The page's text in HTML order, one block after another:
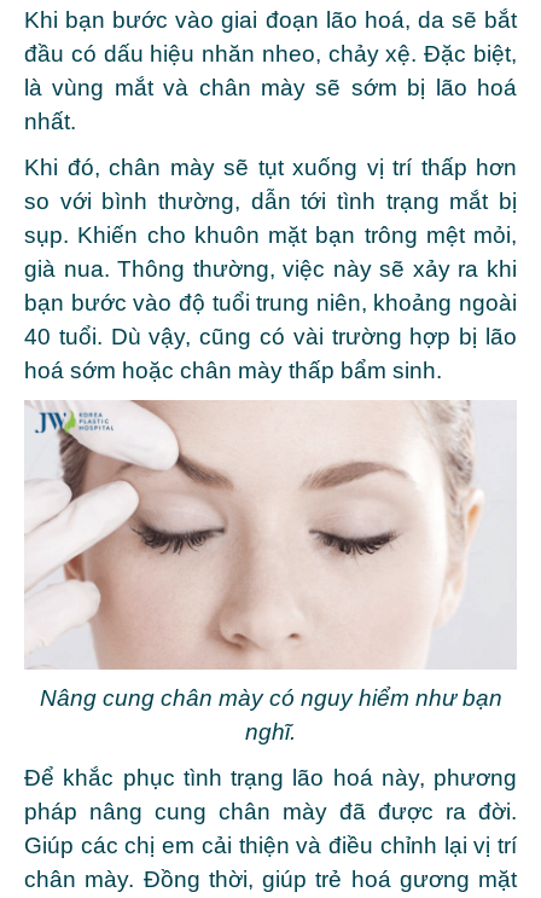
Khi bạn bước vào giai đoạn lão hoá, da sẽ bắt
đầu có dấu hiệu nhăn nheo, chảy xệ. Đặc biệt,
là vùng mắt và chân mày sẽ sớm bị lão hoá
nhất.
Khi đó, chân mày sẽ tụt xuống vị trí thấp hơn
so với bình thường, dẫn tới tình trạng mắt bị
sụp. Khiến cho khuôn mặt bạn trông mệt mỏi,
già nua. Thông thường, việc này sẽ xảy ra khi
bạn bước vào độ tuổi trung niên, khoảng ngoài
40 tuổi. Dù vậy, cũng có vài trường hợp bị lão
hoá sớm hoặc chân mày thấp bẩm sinh.
Nâng cung chân mày có nguy hiểm như bạn
nghĩ.
Để khắc phục tình trạng lão hoá này, phương
pháp nâng cung chân mày đã được ra đời.
Giúp các chị em cải thiện và điều chỉnh lại vị trí
chân mày. Đồng thời, giúp trẻ hoá gương mặt